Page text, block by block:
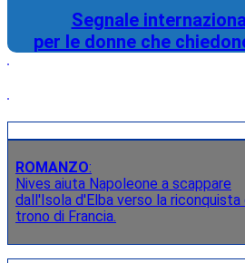
Segnale
per le donne che
ROMANZO:
Nives aiuta Napoleone a scappare
dall'Isola d'Elba verso la riconquista
trono di Francia.